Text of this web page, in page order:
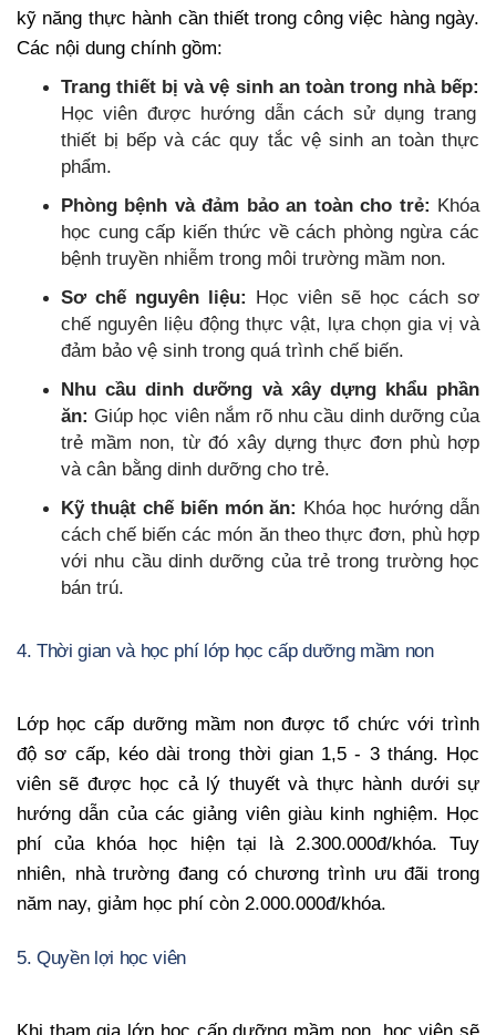
kỹ năng thực hành cần thiết trong công việc hàng ngày.
Các nội dung chính gồm:
Trang thiết bị và vệ sinh an toàn trong nhà bếp:
Học viên được hướng dẫn cách sử dụng trang
thiết bị bếp và các quy tắc vệ sinh an toàn thực
phẩm.
Phòng bệnh và đảm bảo an toàn cho trẻ: Khóa
học cung cấp kiến thức về cách phòng ngừa các
bệnh truyền nhiễm trong môi trường mầm non.
Sơ chế nguyên liệu: Học viên sẽ học cách sơ
chế nguyên liệu động thực vật, lựa chọn gia vị và
đảm bảo vệ sinh trong quá trình chế biến.
Nhu cầu dinh dưỡng và xây dựng khẩu phần
ăn: Giúp học viên nắm rõ nhu cầu dinh dưỡng của
trẻ mầm non, từ đó xây dựng thực đơn phù hợp
và cân bằng dinh dưỡng cho trẻ.
Kỹ thuật chế biến món ăn: Khóa học hướng dẫn
cách chế biến các món ăn theo thực đơn, phù hợp
với nhu cầu dinh dưỡng của trẻ trong trường học
bán trú.
4. Thời gian và học phí lớp học cấp dưỡng mầm non
Lớp học cấp dưỡng mầm non được tổ chức với trình
độ sơ cấp, kéo dài trong thời gian 1,5 - 3 tháng. Học
viên sẽ được học cả lý thuyết và thực hành dưới sự
hướng dẫn của các giảng viên giàu kinh nghiệm. Học
phí của khóa học hiện tại là 2.300.000đ/khóa. Tuy
nhiên, nhà trường đang có chương trình ưu đãi trong
năm nay, giảm học phí còn 2.000.000đ/khóa.
5. Quyền lợi học viên